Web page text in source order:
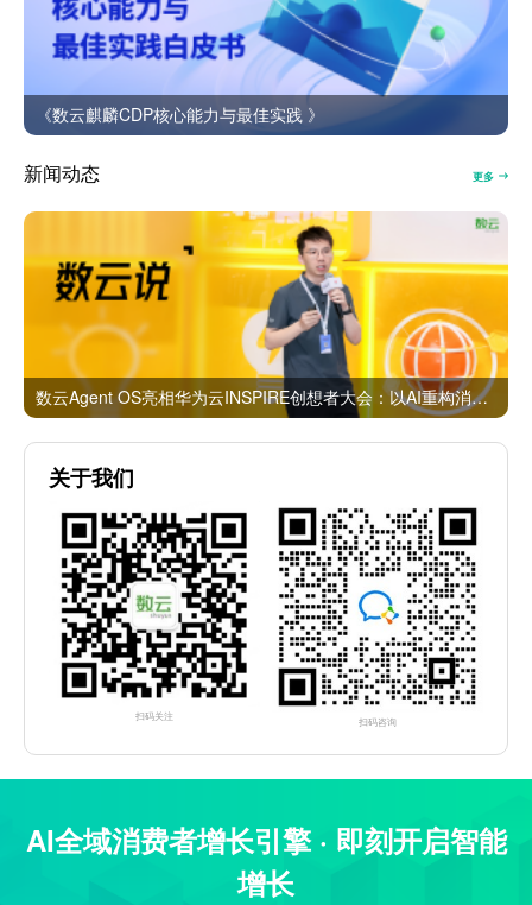
《数云麒麟CDP核心能力与最佳实践 》
新闻动态 更多
数云Agent OS亮相华为云INSPIRE创想者大会：以AI重构消费者运营与零售营销新范式
关于我们
扫码关注 扫码咨询
AI全域消费者增长引擎 · 即刻开启智能
增长